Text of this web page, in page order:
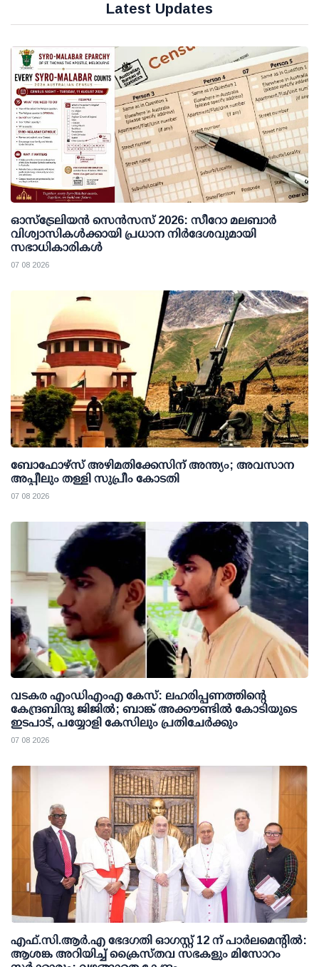
Latest Updates
ഓസ്ട്രേലിയൻ സെൻസസ് 2026: സീറോ മലബാർ
വിശ്വാസികൾക്കായി പ്രധാന നിർദേശവുമായി
സഭാധികാരികൾ
07 08 2026
ബോഫോഴ്സ് അഴിമതിക്കേസിന് അന്ത്യം; അവസാന
അപ്പീലും തള്ളി സുപ്രീം കോടതി
07 08 2026
വടകര എംഡിഎംഎ കേസ്: ലഹരിപ്പണത്തിന്റെ
കേന്ദ്രബിന്ദു ജിജില്‍; ബാങ്ക് അക്കൗണ്ടില്‍ കോടിയുടെ
ഇടപാട്, പയ്യോളി കേസിലും പ്രതിചേര്‍ക്കും
07 08 2026
എഫ്.സി.ആര്‍.എ ഭേദഗതി ഓഗസ്റ്റ് 12 ന് പാര്‍ലമെന്റില്‍:
ആശങ്ക അറിയിച്ച് ക്രൈസ്തവ സഭകളും മിസോറം